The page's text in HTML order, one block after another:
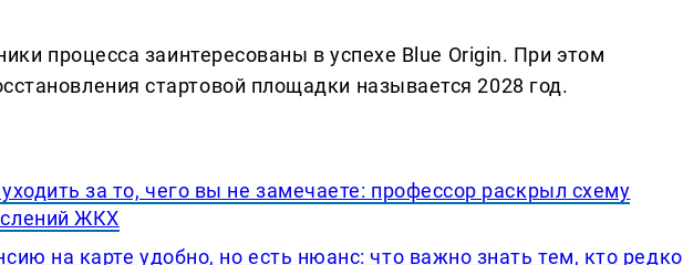
процесса заинтересованы в успехе Blue Origin. При этом
стартовой площадки называется 2028 год.
за то, чего вы не замечаете: профессор раскрыл схему
ЖКХ
на карте удобно, но есть нюанс: что важно знать тем, кто редко